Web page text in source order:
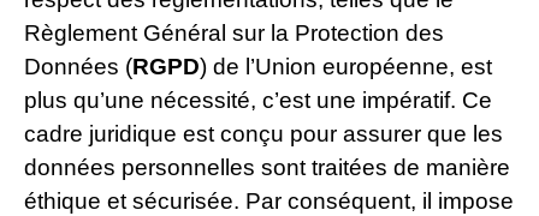
Règlement Général sur la Protection des
Données (RGPD) de l’Union européenne, est
plus qu’une nécessité, c’est une impératif. Ce
cadre juridique est conçu pour assurer que les
données personnelles sont traitées de manière
éthique et sécurisée. Par conséquent, il impose